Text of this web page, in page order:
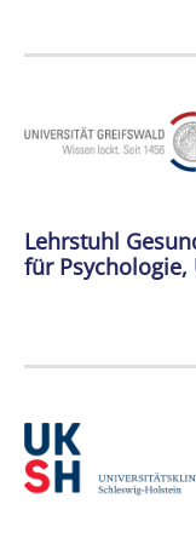
Lehrstuhl
für